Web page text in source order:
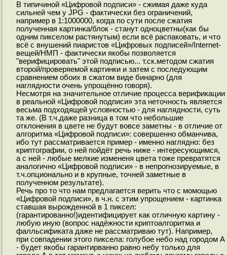
В типичиной «Цифровой подписи» - сжимая даже куда
сильней чем у JPG - фактически без ограничений,
например в 1:1000000, когда по сути после сжатия
полученная картинка/блок - станут одноцветны(как бы
одним пикселом растянутым) если всё распаковать, и что
всё с внушений пиаристов «Цифровых подписей»/Internet-
вещей/НМП - фактически якобы позволяется
"верифицировать" этой подписью... т.ск.методом сжатия
второй/проверяемой картинки и затем с последующим
сравнением обоих в сжатом виде бинарно (для
наглядности очень упрощённо говоря).
Несмотря на значительное отличие процесса верификации
в реальной «Цифровой подписи» эта неточность является
весьма подходящей условностью - для наглядности, суть
та же. (В т.ч.даже разница в том что небольшие
отклонения в цвете не будут вовсе заметны - в отличие от
алгоритма «Цифровой подписи»: совершенно обманчива,
ибо тут рассматривается пример - именно наглядно: без
криптографии, о ней пойдёт речь ниже - интересующимся,
а с ней - любые мелкие измененя цвета тоже превратятся
аналогично «Цифровой подписи» - в непрогнозируемые, в
т.ч.опционально и в крупные, точней заметные в
полученном результате).
Речь про то что нам предлагается верить что с момощью
«Цифровой подписи», в ч.н. с этим упрощением - картинка
ставшая вырожденной в 1 пиксел:
(гарантированно!)идентифицирует как отличную картину -
любую иную (вопрос надёжности криптоалгоритма и
фалльсификата даже не рассматриваю тут). Например,
при совпадении этого пиксела: голубое небо над городом А
- будет якобы гарантирванно равно небу только для